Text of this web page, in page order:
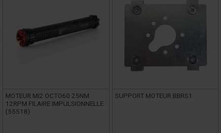
MOTEUR MI2 OCTO60 25NM
12RPM FILAIRE IMPULSIONNELLE
(55518)
SUPPORT MOTEUR BBRS1